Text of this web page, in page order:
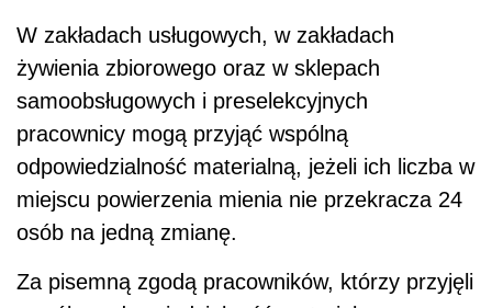
W zakładach usługowych, w zakładach
żywienia zbiorowego oraz w sklepach
samoobsługowych i preselekcyjnych
pracownicy mogą przyjąć wspólną
odpowiedzialność materialną, jeżeli ich liczba w
miejscu powierzenia mienia nie przekracza 24
osób na jedną zmianę.
Za pisemną zgodą pracowników, którzy przyjęli